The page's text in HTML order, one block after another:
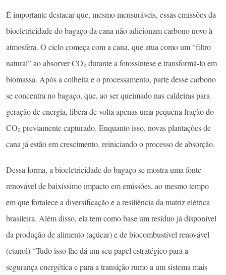
É importante destacar que, mesmo mensuráveis, essas emissões da
bioeletricidade do bagaço da cana não adicionam carbono novo à
atmosfera. O ciclo começa com a cana, que atua como um “filtro
natural” ao absorver CO₂ durante a fotossíntese e transformá-lo em
biomassa. Após a colheita e o processamento, parte desse carbono
se concentra no bagaço, que, ao ser queimado nas caldeiras para
geração de energia, libera de volta apenas uma pequena fração do
CO₂ previamente capturado. Enquanto isso, novas plantações de
cana já estão em crescimento, reiniciando o processo de absorção.
Dessa forma, a bioeletricidade do bagaço se mostra uma fonte
renovável de baixíssimo impacto em emissões, ao mesmo tempo
em que fortalece a diversificação e a resiliência da matriz elétrica
brasileira. Além disso, ela tem como base um resíduo já disponível
da produção de alimento (açúcar) e de biocombustível renovável
(etanol) “Tudo isso lhe dá um seu papel estratégico para a
segurança energética e para a transição rumo a um sistema mais